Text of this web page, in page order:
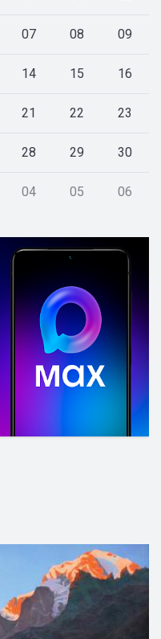
07 08 09
14 15 16
21 22 23
28 29 30
04 05 06